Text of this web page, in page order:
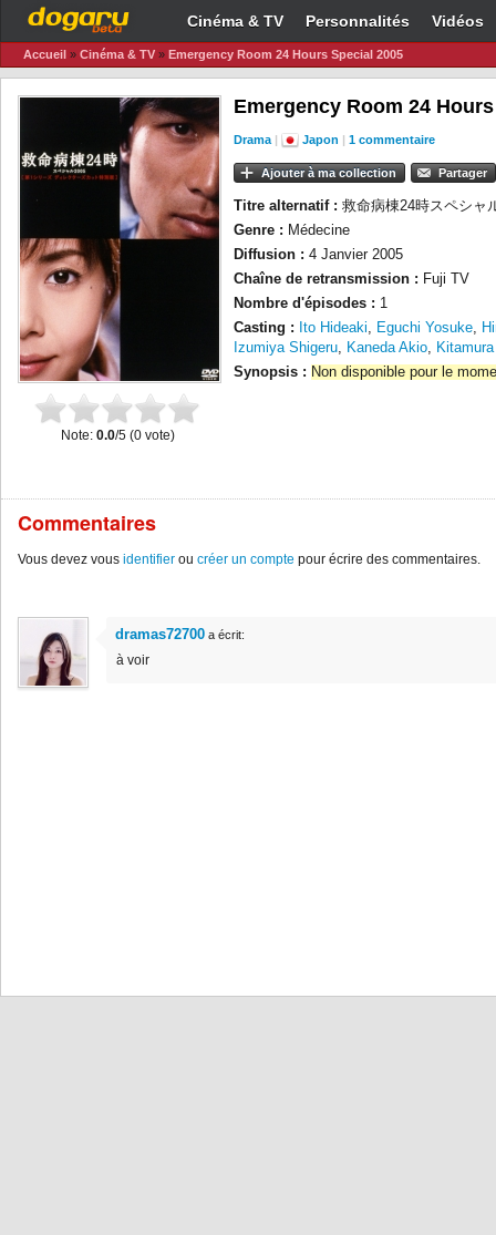
Cinéma & TV Personnalités Vidéos
Accueil » Cinéma & TV » Emergency Room 24 Hours Special 2005
Note: 0.0/5 (0vote)
Emergency Room 24
Drama | Japon | 1 commentaire
Ajouter à ma collection Partager
Titre alternatif : 救命病棟24時スペシャ
Genre : Médecine
Diffusion : 4 Janvier 2005
Chaîne de retransmission : Fuji TV
Nombre d'épisodes : 1
Casting :
Ito Hideaki, Eguchi Yosuke,
Izumiya Shigeru, Kaneda Akio,
Synopsis : Non disponible pour le
Commentaires
Vous devez vous identifier ou créer un compte pour écrire des commentaires.
dramas72700 a écrit:
à voir